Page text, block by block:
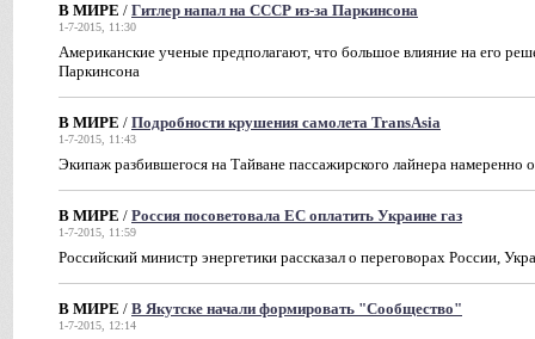
В МИРЕ / Гитлер напал на СССР из-за Паркинсона
1-7-2015, 11:30
Американские ученые предполагают, что большое влияние на его
Паркинсона
В МИРЕ / Подробности крушения самолета TransAsia
1-7-2015, 11:43
Экипаж разбившегося на Тайване пассажирского лайнера намеренно
В МИРЕ / Россия посоветовала ЕC оплатить Украине газ
1-7-2015, 11:59
Российский министр энергетики рассказал о переговорах России,
В МИРЕ / В Якутске начали формировать "Сообщество"
1-7-2015, 12:14